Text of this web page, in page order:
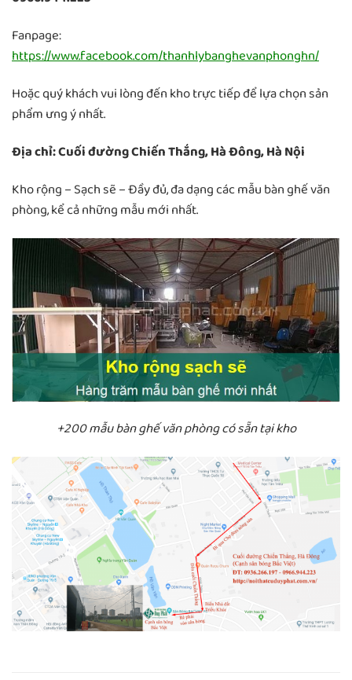
Fanpage:
https://www.facebook.com/thanhlybanghevanphonghn/
Hoặc quý khách vui lòng đến kho trực tiếp để lựa chọn sản
phẩm ưng ý nhất.
Địa chỉ: Cuối đường Chiến Thắng, Hà Đông, Hà Nội
Kho rộng – Sạch sẽ – Đầy đủ, đa dạng các mẫu bàn ghế văn
phòng, kể cả những mẫu mới nhất.
+200 mẫu bàn ghế văn phòng có sẵn tại kho